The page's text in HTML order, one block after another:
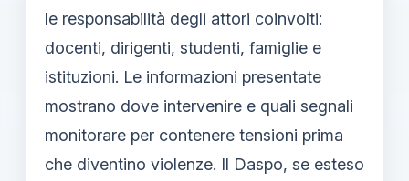
le responsabilità degli attori coinvolti:
docenti, dirigenti, studenti, famiglie e
istituzioni. Le informazioni presentate
mostrano dove intervenire e quali segnali
monitorare per contenere tensioni prima
che diventino violenze. Il Daspo, se esteso